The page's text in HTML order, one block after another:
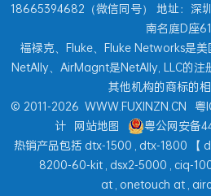
18665394682（微信同号） 地址：深
南名庭D座
福禄克、Fluke、Fluke Networks是美
NetAlly、AirMagnt是NetAlly, LLC的注
其他机构的商标的相
© 2011-2026 WWW.FUXINZN.CN 粤
计 网站地图
粤公网安备
热销产品包括 dtx-1500 , dtx-1800 【
8200-60-kit , dsx2-5000 , ciq-
at , onetouch at ,